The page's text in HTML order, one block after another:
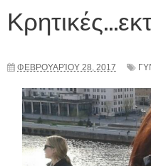
ΦΕΒΡΟΥΑΡΊΟΥ 28, 2017